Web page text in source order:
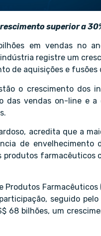
superior a
em vendas no
registre um
de aquisições e fusões
o crescimento dos
das vendas on-line e a
acredita que a
de envelhecimento
farmacêuticos
Produtos Farmacêuticos
seguido pelo
68 bilhões, um